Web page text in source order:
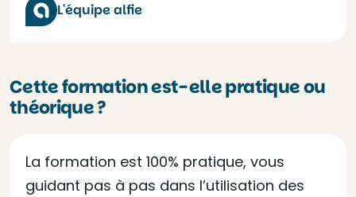
L'équipe alfie
Cette formation est-elle pratique ou
théorique ?
La formation est 100% pratique, vous
guidant pas à pas dans l’utilisation des